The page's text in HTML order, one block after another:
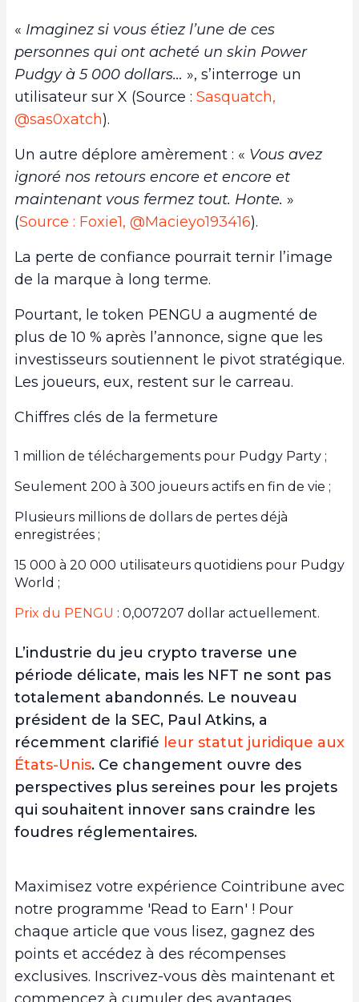
« Imaginez si vous étiez l’une de ces
personnes qui ont acheté un skin Power
Pudgy à 5 000 dollars… », s’interroge un
utilisateur sur X (Source : Sasquatch,
@sas0xatch).
Un autre déplore amèrement : « Vous avez
ignoré nos retours encore et encore et
maintenant vous fermez tout. Honte. »
(Source : Foxie1, @Macieyo193416).
La perte de confiance pourrait ternir l’image
de la marque à long terme.
Pourtant, le token PENGU a augmenté de
plus de 10 % après l’annonce, signe que les
investisseurs soutiennent le pivot stratégique.
Les joueurs, eux, restent sur le carreau.
Chiffres clés de la fermeture
1 million de téléchargements pour Pudgy Party ;
Seulement 200 à 300 joueurs actifs en fin de vie ;
Plusieurs millions de dollars de pertes déjà
enregistrées ;
15 000 à 20 000 utilisateurs quotidiens pour Pudgy
World ;
Prix du PENGU : 0,007207 dollar actuellement.
L’industrie du jeu crypto traverse une
période délicate, mais les NFT ne sont pas
totalement abandonnés. Le nouveau
président de la SEC, Paul Atkins, a
récemment clarifié leur statut juridique aux
États-Unis. Ce changement ouvre des
perspectives plus sereines pour les projets
qui souhaitent innover sans craindre les
foudres réglementaires.
Maximisez votre expérience Cointribune avec
notre programme 'Read to Earn' ! Pour
chaque article que vous lisez, gagnez des
points et accédez à des récompenses
exclusives. Inscrivez-vous dès maintenant et